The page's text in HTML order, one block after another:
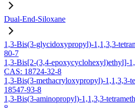
Dual-End-Siloxane
1,3-Bis(3-glycidoxypropyl)-1,1,3,3-
80-7
1,3-Bis[2-(3,4-epoxycyclohexyl)ethyl]-
CAS: 18724-32-8
1,3-Bis(3-methacryloxypropyl)-1,1,3,3-
18547-93-8
1,3-Bis(3-aminopropyl)-1,1,3,3-